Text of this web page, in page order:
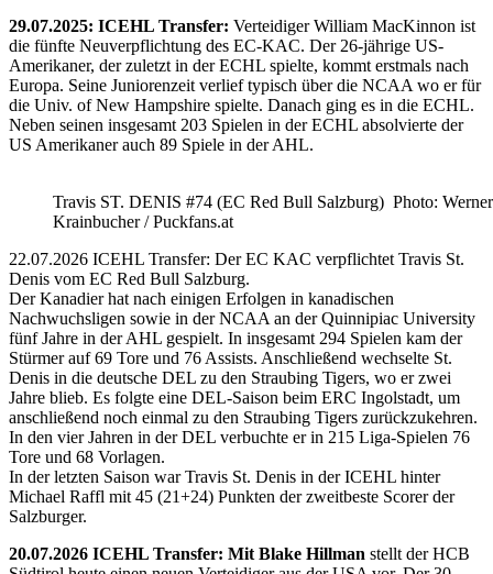
29.07.2025: ICEHL Transfer: Verteidiger William MacKinnon ist
die fünfte Neuverpflichtung des EC-KAC. Der 26-jährige US-
Amerikaner, der zuletzt in der ECHL spielte, kommt erstmals nach
Europa. Seine Juniorenzeit verlief typisch über die NCAA wo er für
die Univ. of New Hampshire spielte. Danach ging es in die ECHL.
Neben seinen insgesamt 203 Spielen in der ECHL absolvierte der
US Amerikaner auch 89 Spiele in der AHL.
Travis ST. DENIS #74 (EC Red Bull Salzburg) Photo: Werner
Krainbucher / Puckfans.at
22.07.2026 ICEHL Transfer: Der EC KAC verpflichtet Travis St.
Denis vom EC Red Bull Salzburg.
Der Kanadier hat nach einigen Erfolgen in kanadischen
Nachwuchsligen sowie in der NCAA an der Quinnipiac University
fünf Jahre in der AHL gespielt. In insgesamt 294 Spielen kam der
Stürmer auf 69 Tore und 76 Assists. Anschließend wechselte St.
Denis in die deutsche DEL zu den Straubing Tigers, wo er zwei
Jahre blieb. Es folgte eine DEL-Saison beim ERC Ingolstadt, um
anschließend noch einmal zu den Straubing Tigers zurückzukehren.
In den vier Jahren in der DEL verbuchte er in 215 Liga-Spielen 76
Tore und 68 Vorlagen.
In der letzten Saison war Travis St. Denis in der ICEHL hinter
Michael Raffl mit 45 (21+24) Punkten der zweitbeste Scorer der
Salzburger.
20.07.2026 ICEHL Transfer: Mit Blake Hillman stellt der HCB